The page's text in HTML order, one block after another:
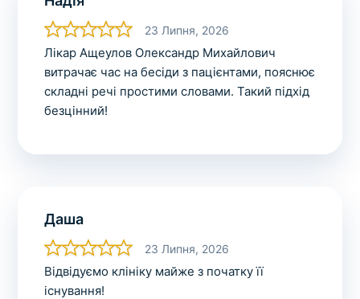
23 Липня, 2026
Лікар Ащеулов Олександр Михайлович
витрачає час на бесіди з пацієнтами, пояснює
складні речі простими словами. Такий підхід
безцінний!
Даша
23 Липня, 2026
Відвідуємо клініку майже з початку її
існування!